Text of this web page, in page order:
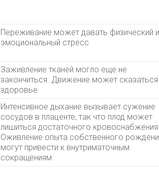
Переживание может давать физический
эмоциональный стресс
Заживление тканей могло еще не
закончиться. Движение может сказаться
здоровье
Интенсивное дыхание вызывает сужение
сосудов в плаценте, так что плод может
лишиться достаточного кровоснабжения.
Оживление опыта собственного
могут привести к внутриматочным
сокращениям